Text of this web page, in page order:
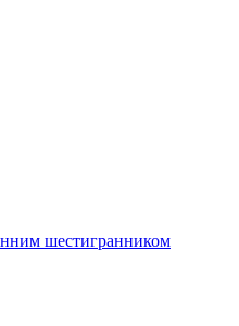
шестигранником